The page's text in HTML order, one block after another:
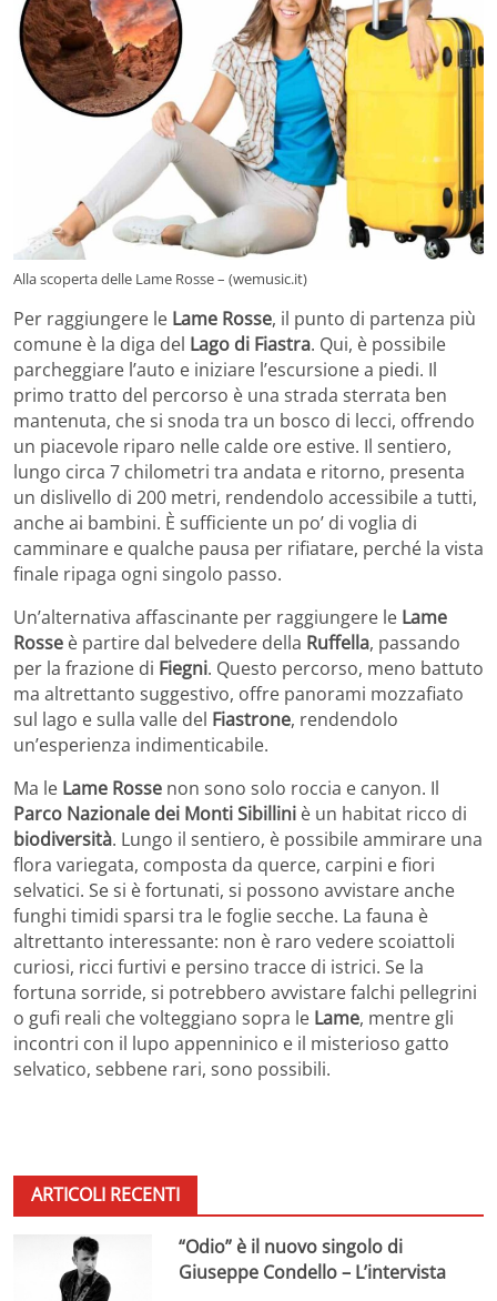
Alla scoperta delle Lame Rosse – (wemusic.it)
Per raggiungere le Lame Rosse, il punto di partenza più
comune è la diga del Lago di Fiastra. Qui, è possibile
parcheggiare l’auto e iniziare l’escursione a piedi. Il
primo tratto del percorso è una strada sterrata ben
mantenuta, che si snoda tra un bosco di lecci, offrendo
un piacevole riparo nelle calde ore estive. Il sentiero,
lungo circa 7 chilometri tra andata e ritorno, presenta
un dislivello di 200 metri, rendendolo accessibile a tutti,
anche ai bambini. È sufficiente un po’ di voglia di
camminare e qualche pausa per rifiatare, perché la vista
finale ripaga ogni singolo passo.
Un’alternativa affascinante per raggiungere le Lame
Rosse è partire dal belvedere della Ruffella, passando
per la frazione di Fiegni. Questo percorso, meno battuto
ma altrettanto suggestivo, offre panorami mozzafiato
sul lago e sulla valle del Fiastrone, rendendolo
un’esperienza indimenticabile.
Ma le Lame Rosse non sono solo roccia e canyon. Il
Parco Nazionale dei Monti Sibillini è un habitat ricco di
biodiversità. Lungo il sentiero, è possibile ammirare una
flora variegata, composta da querce, carpini e fiori
selvatici. Se si è fortunati, si possono avvistare anche
funghi timidi sparsi tra le foglie secche. La fauna è
altrettanto interessante: non è raro vedere scoiattoli
curiosi, ricci furtivi e persino tracce di istrici. Se la
fortuna sorride, si potrebbero avvistare falchi pellegrini
o gufi reali che volteggiano sopra le Lame, mentre gli
incontri con il lupo appenninico e il misterioso gatto
selvatico, sebbene rari, sono possibili.
ARTICOLI RECENTI
“Odio” è il nuovo singolo di
Giuseppe Condello – L’intervista